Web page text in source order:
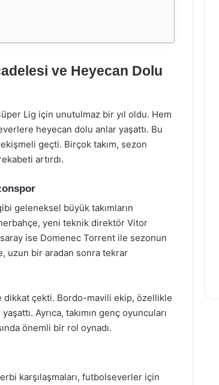
ve Heyecan Dolu
Lig için unutulmaz bir yıl oldu. Hem
heyecan dolu anlar yaşattı. Bu
geçti. Birçok takım, sezon
artırdı.
geleneksel büyük takımların
yeni teknik direktör Vitor
ise Domenec Torrent ile sezonun
uzun bir aradan sonra tekrar
çekti. Bordo-mavili ekip, özellikle
Ayrıca, takımın genç oyuncuları
önemli bir rol oynadı.
karşılaşmaları, futbolseverler için